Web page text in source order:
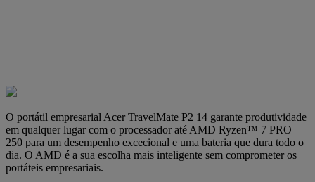
O portátil empresarial Acer TravelMate P2 14 garante produtividade
em qualquer lugar com o processador até AMD Ryzen™ 7 PRO
250 para um desempenho excecional e uma bateria que dura todo o
dia. O AMD é a sua escolha mais inteligente sem comprometer os
portáteis empresariais.